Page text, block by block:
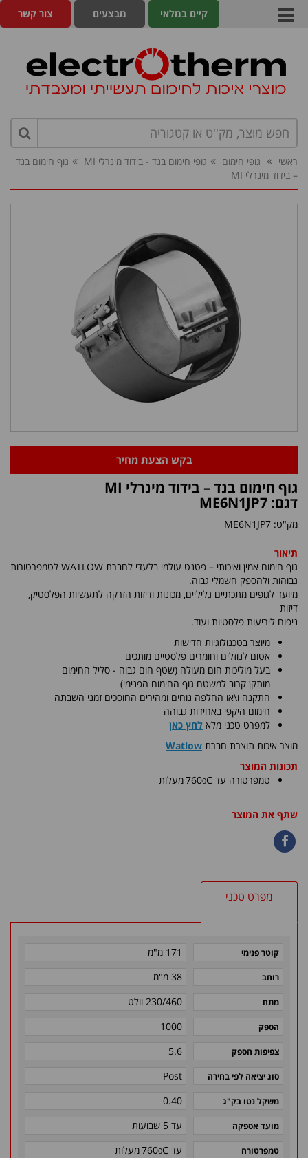
צור קשר מבצעים קיים במלאי
ראשי גופי חימום גופי חימום בנד - בידוד מינרלי MI
גוף חימום בנד
– בידוד מינרלי MI
בקש הצעת מחיר
גוף חימום בנד – בידוד מינרלי MI
דגם: ME6N1JP7
מק"ט: ME6N1JP7
תיאור
גוף חימום אמין ואיכותי – פטנט עולמי בלעדי לחברת WATLOW לטמפרטורות
גבוהות ולהספק חשמלי גבוה.
מיועד לגופים מתכתיים גליליים, מכונות ודיזות הזרקה לתעשיות הפלסטיק,
דיזות
ניפוח ליריעות פלסטיות ועוד.
מיוצר בטכנולוגיות חדישות
אטום לנוזלים וחומרים פלסטיים מותכים
בעל מוליכות חום מעולה (שטף חום גבוה - סליל החימום
מותקן קרוב למשטח גוף החימום הפנימי)
התקנה ו\או החלפה נוחים ומהירים החוסכים זמני השבתה
חימום היקפי באחידות גבוהה
למפרט טכני מלא לחץ כאן
​מוצר איכות תוצרת חברת Watlow
תכונות המוצר
טמפרטורה עד C
7600 מעלות
שתף את המוצר
מפרט טכני
קוטר פנימי 171 מ"מ
רוחב 38 מ"מ
מתח 230/460 וולט
הספק 1000
צפיפות הספק 5.6
סוג יציאה לפי בחירה Post
משקל נטו בק"ג 0.40
מועד אספקה עד 5 שבועות
טמפרטורה עד C 7600 מעלות